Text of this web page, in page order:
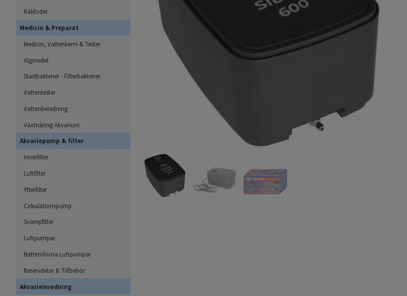
Räkfoder
Medicin & Preparat
Medicin, Vattenkemi & Tester
Algmedel
Startbakterier - Filterbakterier
Vattentester
Vattenberedning
Växtnäring Akvarium
Akvariepump & filter
Innerfilter
Luftfilter
Ytterfilter
Cirkulationspump
Svampfilter
Luftpumpar
Batteridrivna Luftpumpar
Reservdelar & Tillbehör
Akvarieinredning